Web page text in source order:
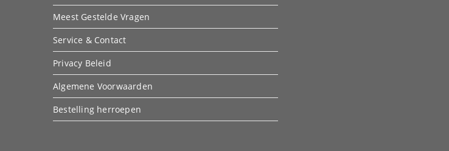
Meest Gestelde Vragen
Service & Contact
Privacy Beleid
Algemene Voorwaarden
Bestelling herroepen